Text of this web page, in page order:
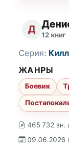
Д 12 книг
465 732 зн.
09.06.2026
Серия:
ЖАНРЫ
Боевик